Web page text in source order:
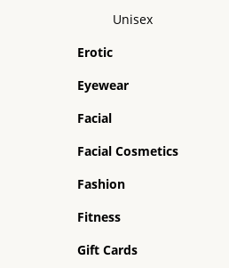
Unisex
Erotic
Eyewear
Facial
Facial Cosmetics
Fashion
Fitness
Gift Cards